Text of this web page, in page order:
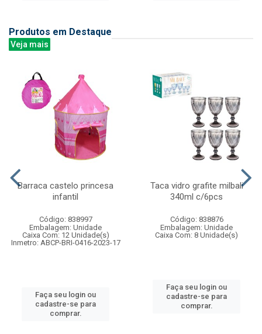
Produtos em Destaque
Veja mais
Barraca castelo princesa
infantil
Código: 838997
Embalagem: Unidade
Caixa Com: 12 Unidade(s)
Inmetro: ABCP-BRI-0416-2023-17
Faça seu login ou
cadastre-se para
comprar.
Taca vidro grafite milbali
340ml c/6pcs
Código: 838876
Embalagem: Unidade
Caixa Com: 8 Unidade(s)
Faça seu login ou
cadastre-se para
comprar.